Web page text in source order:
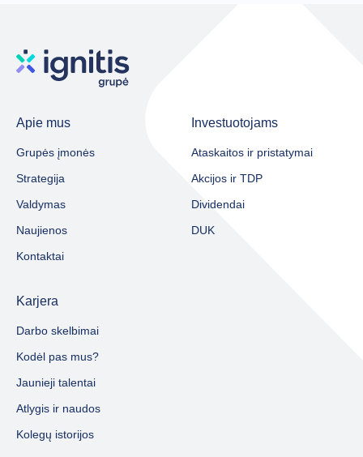
Apie mus
Grupės įmonės
Strategija
Valdymas
Naujienos
Kontaktai
Investuotojams
Ataskaitos ir pristatymai
Akcijos ir TDP
Dividendai
DUK
Karjera
Darbo skelbimai
Kodėl pas mus?
Jaunieji talentai
Atlygis ir naudos
Kolegų istorijos